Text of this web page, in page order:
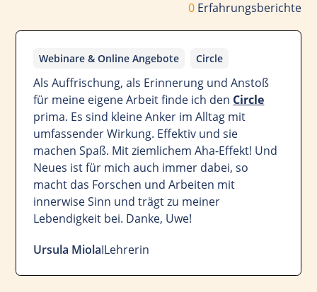
Nach spezifischen Themen filtern
Alive
Basiskurs online
Circle
Entdecke deine innere Weisheit
Entwicklungssprünge
Fundamentale
Gesundling
Heilapotheke
Mann im Sack
Mastermind
Reden ohne Worte
0Erfahrungsberichte
Webinare & Online Angebote Circle
Als Auffrischung, als Erinnerung und Anstoß
für meine eigene Arbeit finde ich den Circle
prima. Es sind kleine Anker im Alltag mit
umfassender Wirkung. Effektiv und sie
machen Spaß. Mit ziemlichem Aha-Effekt! Und
Neues ist für mich auch immer dabei, so
macht das Forschen und Arbeiten mit
innerwise Sinn und trägt zu meiner
Lebendigkeit bei. Danke, Uwe!
Ursula MiolaILehrerin